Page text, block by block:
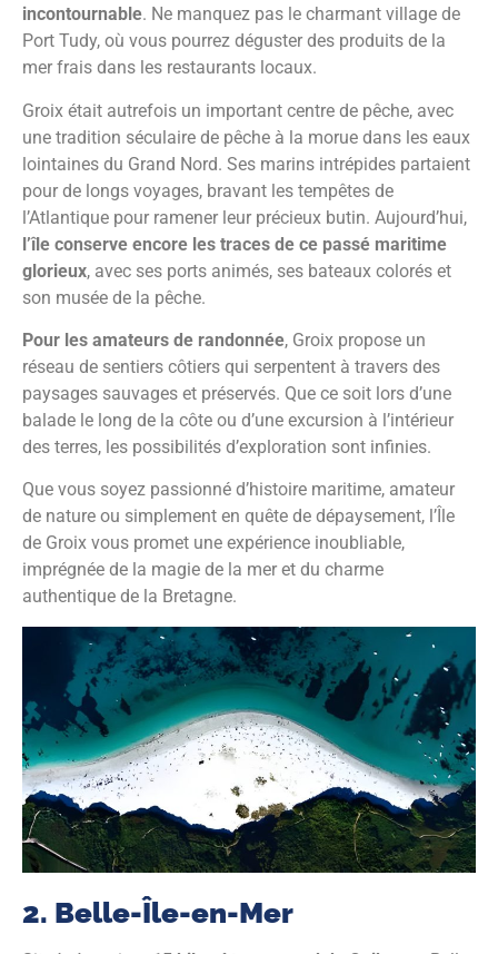
incontournable. Ne manquez pas le charmant village de
Port Tudy, où vous pourrez déguster des produits de la
mer frais dans les restaurants locaux.
Groix était autrefois un important centre de pêche, avec
une tradition séculaire de pêche à la morue dans les eaux
lointaines du Grand Nord. Ses marins intrépides partaient
pour de longs voyages, bravant les tempêtes de
l’Atlantique pour ramener leur précieux butin. Aujourd’hui,
l’île conserve encore les traces de ce passé maritime
glorieux, avec ses ports animés, ses bateaux colorés et
son musée de la pêche.
Pour les amateurs de randonnée, Groix propose un
réseau de sentiers côtiers qui serpentent à travers des
paysages sauvages et préservés. Que ce soit lors d’une
balade le long de la côte ou d’une excursion à l’intérieur
des terres, les possibilités d’exploration sont infinies.
Que vous soyez passionné d’histoire maritime, amateur
de nature ou simplement en quête de dépaysement, l’Île
de Groix vous promet une expérience inoubliable,
imprégnée de la magie de la mer et du charme
authentique de la Bretagne.
2. Belle-Île-en-Mer